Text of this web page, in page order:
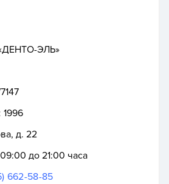
ЭЛЬ»
1996
д. 22
до 21:00 часа
662-58-85